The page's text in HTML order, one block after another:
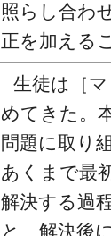
照らし合わ
正を加える
生徒は［
めてきた。
問題に取り
あくまで最
解決する過
と、解決後